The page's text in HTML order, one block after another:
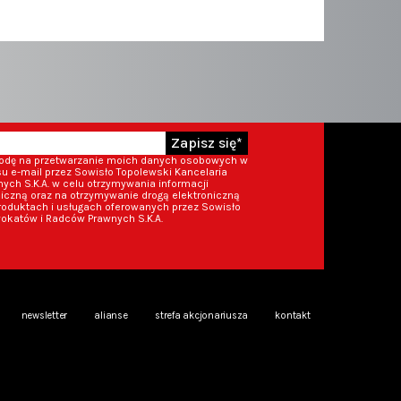
na przetwarzanie moich danych osobowych w
e-mail przez Sowisło Topolewski Kancelaria
S.K.A. w celu otrzymywania informacji
oraz na otrzymywanie drogą elektroniczną
i usługach oferowanych przez Sowisło
i Radców Prawnych S.K.A.
Zapisz się*
newsletter alianse strefa akcjonariusza kontakt